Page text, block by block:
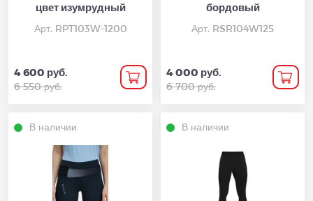
цвет изумрудный
Арт. RPT103W-1200
4 600 руб.
6 550 руб.
бордовый
Арт. RSR104W125
4 000 руб.
6 700 руб.
В наличии В наличии